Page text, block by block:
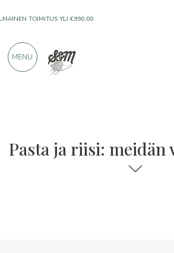
Pasta ja riisi: meidän
TOIMITUS YLI €990,00
ERINOMAISILTA VALMISTAJILTA
MENU